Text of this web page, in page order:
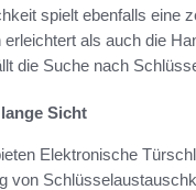
spielt ebenfalls eine
als auch die
die Suche nach
Sicht
Elektronische
von